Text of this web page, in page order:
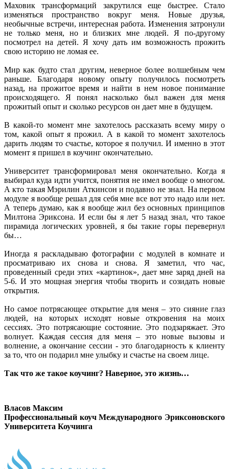
Маховик трансформаций закрутился еще быстрее. Стало
изменяться пространство вокруг меня. Новые друзья,
необычные встречи, интересная работа. Изменения затронули
не только меня, но и близких мне людей. Я по-другому
посмотрел на детей. Я хочу дать им возможность прожить
свою историю не ломая ее.
Мир как будто стал другим, неверное более волшебным чем
раньше. Благодаря новому опыту получилось посмотреть
назад, на прожитое время и найти в нем новое понимание
происходящего. Я понял насколько был важен для меня
прожитый опыт и сколько ресурсов он дает мне в будущем.
В какой-то момент мне захотелось рассказать всему миру о
том, какой опыт я прожил. А в какой то момент захотелось
дарить людям то счастье, которое я получил. И именно в этот
момент я пришел в коучинг окончательно.
Университет трансформировал меня окончательно. Когда я
выбирал куда идти учится, понятия не имел вообще о многом.
А кто такая Мэрилин Аткинсон и подавно не знал. На первом
модуле я вообще решал для себя мне все вот это надо или нет.
А теперь думаю, как я вообще жил без основных принципов
Милтона Эриксона. И если бы я лет 5 назад знал, что такое
пирамида логических уровней, я бы такие горы перевернул
бы…
Иногда я раскладываю фотографии с модулей в комнате и
просматриваю их снова и снова. Я заметил, что час,
проведенный среди этих «картинок», дает мне заряд дней на
5-6. И это мощная энергия чтобы творить и созидать новые
открытия.
Но самое потрясающее открытие для меня – это сияние глаз
людей, на которых исходят новые откровения на моих
сессиях. Это потрясающие состояние. Это подзаряжает. Это
волнует. Каждая сессия для меня – это новые вызовы и
волнение, а окончание сессии - это благодарность к клиенту
за то, что он подарил мне улыбку и счастье на своем лице.
Так что же такое коучинг? Наверное, это жизнь…
Власов Максим
Профессиональный коуч Международного Эриксоновского
Университета Коучинга